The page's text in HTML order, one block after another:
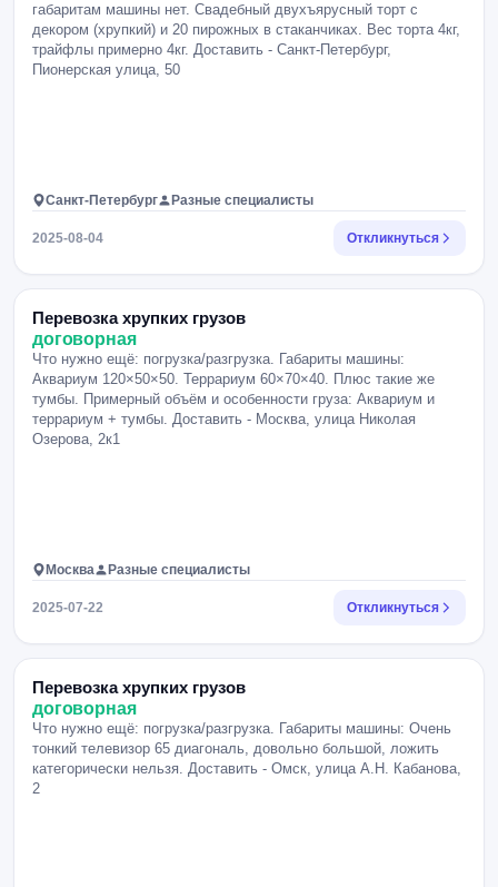
габаритам машины нет. Свадебный двухъярусный торт с
декором (хрупкий) и 20 пирожных в стаканчиках. Вес торта 4кг,
трайфлы примерно 4кг. Доставить - Санкт-Петербург,
Пионерская улица, 50
Санкт-Петербург Разные специалисты
2025-08-04 Откликнуться
Перевозка хрупких грузов
договорная
Что нужно ещё: погрузка/разгрузка. Габариты машины:
Аквариум 120×50×50. Террариум 60×70×40. Плюс такие же
тумбы. Примерный объём и особенности груза: Аквариум и
террариум + тумбы. Доставить - Москва, улица Николая
Озерова, 2к1
Москва Разные специалисты
2025-07-22 Откликнуться
Перевозка хрупких грузов
договорная
Что нужно ещё: погрузка/разгрузка. Габариты машины: Очень
тонкий телевизор 65 диагональ, довольно большой, ложить
категорически нельзя. Доставить - Омск, улица А.Н. Кабанова,
2